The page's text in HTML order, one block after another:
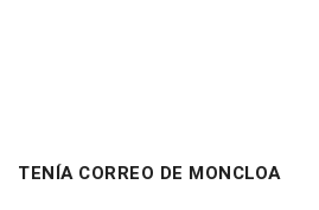
TENÍA CORREO DE MONCLOA